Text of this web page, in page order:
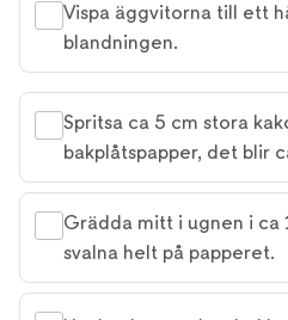
Vispa äggvitorna till ett
blandningen.
Spritsa ca 5 cm stora
bakplåtspapper, det blir
Grädda mitt i ugnen i ca
svalna helt på papperet.